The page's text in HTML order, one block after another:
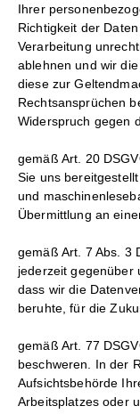
Ihrer
Richtigkeit der
Verarbeitung
ablehnen und wir
diese zur
Rechtsansprüchen
Widerspruch gegen
gemäß Art. 20
Sie uns
und
Übermittlung an
gemäß Art. 7 Abs. 3
jederzeit gegenüber
dass wir die
beruhte, für die
gemäß Art. 77
beschweren. In der
Aufsichtsbehörde
Arbeitsplatzes oder